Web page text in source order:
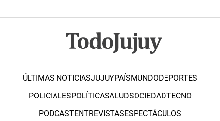
ÚLTIMAS NOTICIASJUJUYPAÍSMUNDODEPORTES
POLICIALESPOLÍTICASALUDSOCIEDADTECNO
PODCASTENTREVISTASESPECTÁCULOS